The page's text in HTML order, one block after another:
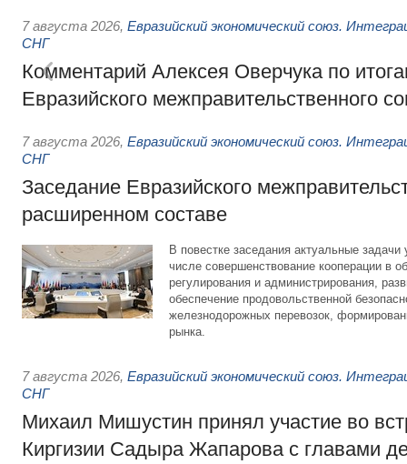
7 августа 2026, Евразийский экономический союз.
СНГ
Комментарий Алексея Оверчука по
Евразийского межправительственного
7 августа 2026, Евразийский экономический союз.
СНГ
Заседание Евразийского
расширенном составе
В повестке заседания актуальные задачи
числе совершенствование кооперации в
регулирования и администрирования,
обеспечение продовольственной
железнодорожных перевозок,
рынка.
7 августа 2026, Евразийский экономический союз.
СНГ
Михаил Мишустин принял участие во
Киргизии Садыра Жапарова с главами